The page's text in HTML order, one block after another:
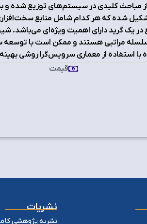
مباحث کلیدی در سیستم‌های توزیع شده
شده که هر کدام شامل منابع سخت‌افزاری
در یک گرید دارای اهمیت ویژه‌ای می‌باشد.
مراتبی هستند و ممکن است با توسعه
استفاده از معماری سرویس‌گرا روشی
قیمت
نشریات
نشریه پژوهشی